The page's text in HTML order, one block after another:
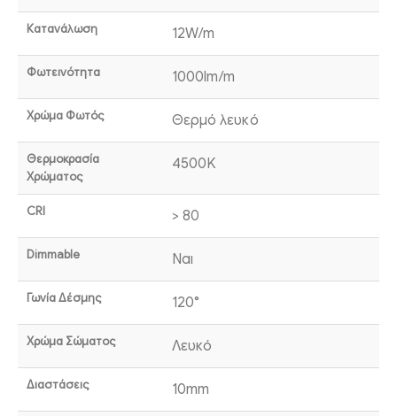
Κατανάλωση 12W/m
Φωτεινότητα 1000lm/m
Χρώμα Φωτός Θερμό λευκό
Θερμοκρασία
Χρώματος
4500K
CRI > 80
Dimmable Ναι
Γωνία Δέσμης 120°
Χρώμα Σώματος Λευκό
Διαστάσεις 10mm